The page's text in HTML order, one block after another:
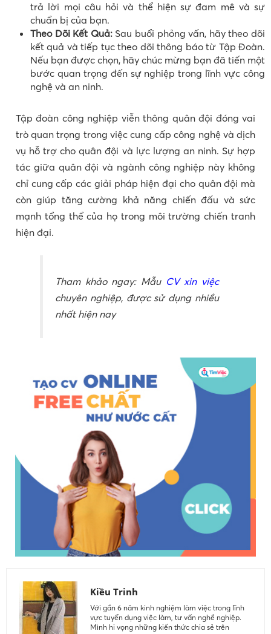
trả lời mọi câu hỏi và thể hiện sự đam mê và sự
chuẩn bị của bạn.
Theo Dõi Kết Quả:Sau buổi phỏng vấn, hãy theo dõi
kết quả và tiếp tục theo dõi thông báo từ Tập Đoàn.
Nếu bạn được chọn, hãy chúc mừng bạn đã tiến một
bước quan trọng đến sự nghiệp trong lĩnh vực công
nghệ và an ninh.
Tập đoàn công nghiệp viễn thông quân đội đóng vai
trò quan trọng trong việc cung cấp công nghệ và dịch
vụ hỗ trợ cho quân đội và lực lượng an ninh. Sự hợp
tác giữa quân đội và ngành công nghiệp này không
chỉ cung cấp các giải pháp hiện đại cho quân đội mà
còn giúp tăng cường khả năng chiến đấu và sức
mạnh tổng thể của họ trong môi trường chiến tranh
hiện đại.
Tham khảo ngay: MẫuCV xin việc
chuyên nghiệp, được sử dụng nhiều
nhất hiện nay
Kiều Trinh
Với gần 6 năm kinh nghiệm làm việc trong lĩnh
vực tuyển dụng việc làm, tư vấn nghề nghiệp.
Mình hi vọng những kiến thức chia sẻ trên